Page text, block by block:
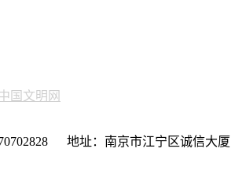
中国文明网
地址：南京市江宁区诚信大厦